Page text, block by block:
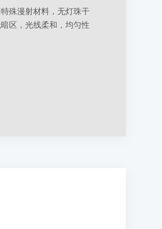
殊漫射材料，无灯珠干
区，光线柔和，均匀性